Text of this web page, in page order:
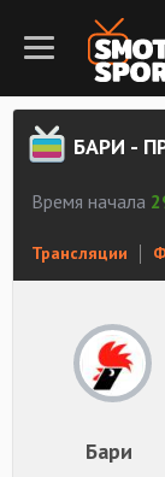
Время начала
Трансляции
Бари